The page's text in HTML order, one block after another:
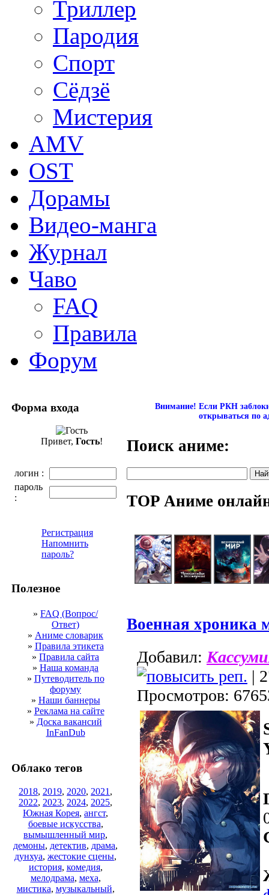
Триллер
Пародия
Спорт
Сёдзё
Мистерия
AMV
OST
Дорамы
Видео-манга
Журнал
Чаво
FAQ
Правила
Форум
Форма входа
Привет, Гость!
логин :
пароль
:
Регистрация
Напомнить
пароль?
Полезное
» FAQ (Вопрос/
Ответ)
» Аниме словарик
» Правила этикета
» Правила сайта
» Наша команда
» Путеводитель по
форуму
» Наши баннеры
» Реклама на сайте
» Доска вакансий
InFanDub
Облако тегов
2018, 2019, 2020, 2021 ,
2022, 2023, 2024, 2025,
Южная Корея, ангст,
боевые искусства,
вымышленный мир,
демоны, детектив, драма,
дунхуа, жестокие сцены,
история, комедия,
мелодрама, меха,
мистика, музыкальный,
Внимание! Если РКН
открываться по
Поиск аниме:
TOP Аниме
Военная хроника
Добавил:
|
Просмотров: